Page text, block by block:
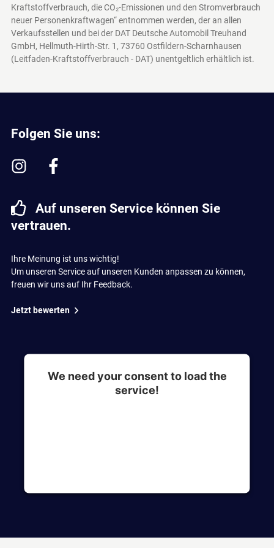
Kraftstoffverbrauch, die CO₂-Emissionen und den Stromverbrauch
neuer Personenkraftwagen“ entnommen werden, der an allen
Verkaufsstellen und bei der DAT Deutsche Automobil Treuhand
GmbH, Hellmuth-Hirth-Str. 1, 73760 Ostfildern-Scharnhausen
(Leitfaden-Kraftstoffverbrauch - DAT) unentgeltlich erhältlich ist.
Folgen Sie uns:
Auf unseren Service können Sie
vertrauen.
Ihre Meinung ist uns wichtig!
Um unseren Service auf unseren Kunden anpassen zu können,
freuen wir uns auf Ihr Feedback.
Jetzt bewerten
We need your consent to load the
service!